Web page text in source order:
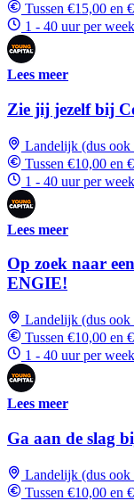
Tussen €15,00 en
1 - 40 uur per week
Lees meer
Zie jij jezelf bij
Landelijk (dus
Tussen €10,00 en
1 - 40 uur per week
Lees meer
Op zoek naar
ENGIE!
Landelijk (dus
Tussen €10,00 en
1 - 40 uur per week
Lees meer
Ga aan de slag
Landelijk (dus
Tussen €10,00 en